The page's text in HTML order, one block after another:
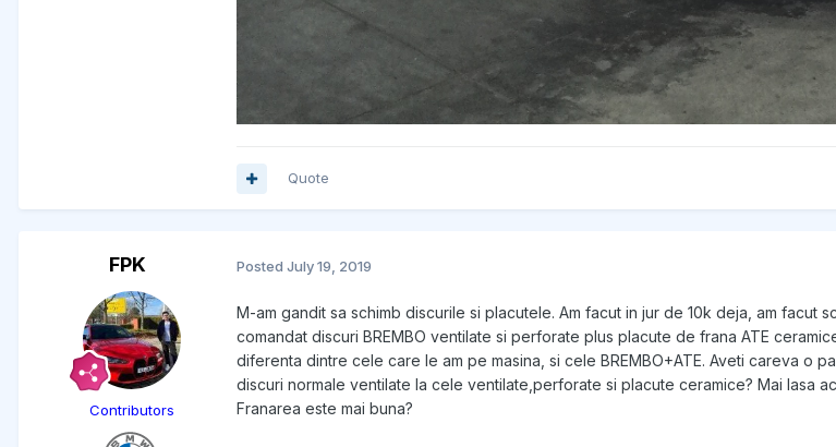
Quote
FPK
Contributors
Posted July 19, 2019
M-am gandit sa schimb discurile si placutele. Am facut in jur de 10k deja, am facut
comandat discuri BREMBO ventilate si perforate plus placute de frana ATE
diferenta dintre cele care le am pe masina, si cele BREMBO+ATE. Aveti careva o
discuri normale ventilate la cele ventilate,perforate si placute ceramice? Mai lasa
Franarea este mai buna?